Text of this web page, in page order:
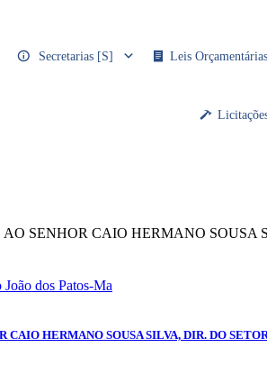
Secretarias [S] Leis
AO SENHOR CAIO HERMANO
CAIO HERMANO SOUSA SILVA, DIR. DO